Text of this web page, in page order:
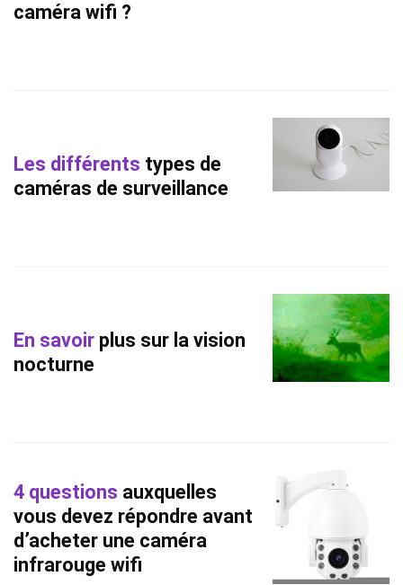
caméra wifi ?
Les différents types de
caméras de surveillance
En savoir plus sur la vision
nocturne
4 questions auxquelles
vous devez répondre avant
d’acheter une caméra
infrarouge wifi